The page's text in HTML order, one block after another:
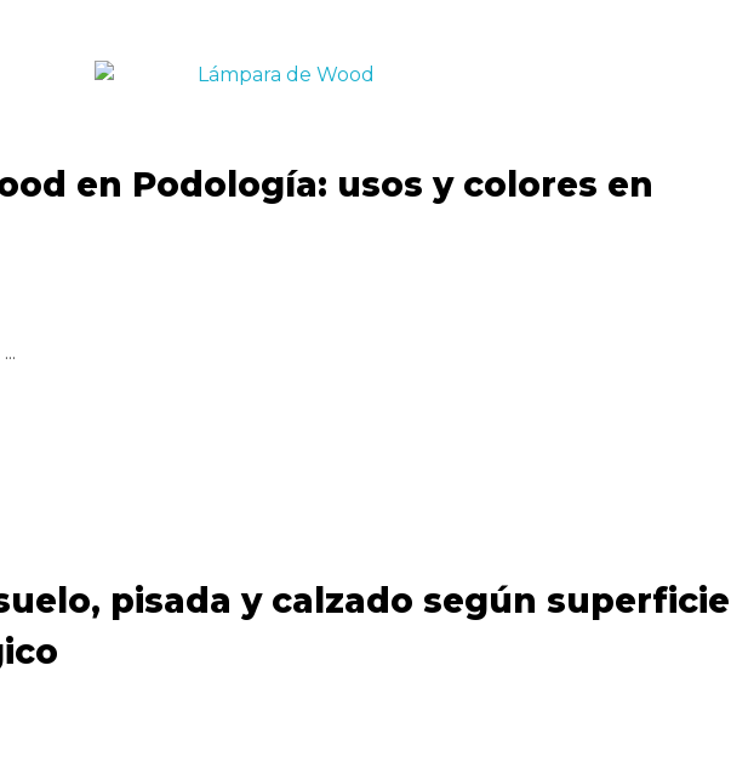
en Podología: usos y colores en
pisada y calzado según